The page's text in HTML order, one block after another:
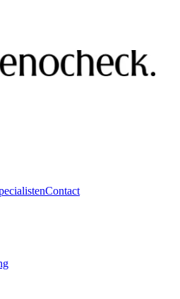
Contact